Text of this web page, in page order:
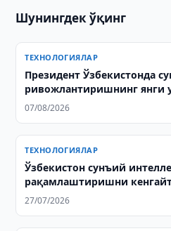
Шунингдек ўқинг
ТЕХНОЛОГИЯЛАР
Президент Ўзбекистонда
ривожлантиришнинг янги
йўналишларини белгилаб
07/08/2026
ТЕХНОЛОГИЯЛАР
Ўзбекистон сунъий
рақамлаштиришни
27/07/2026